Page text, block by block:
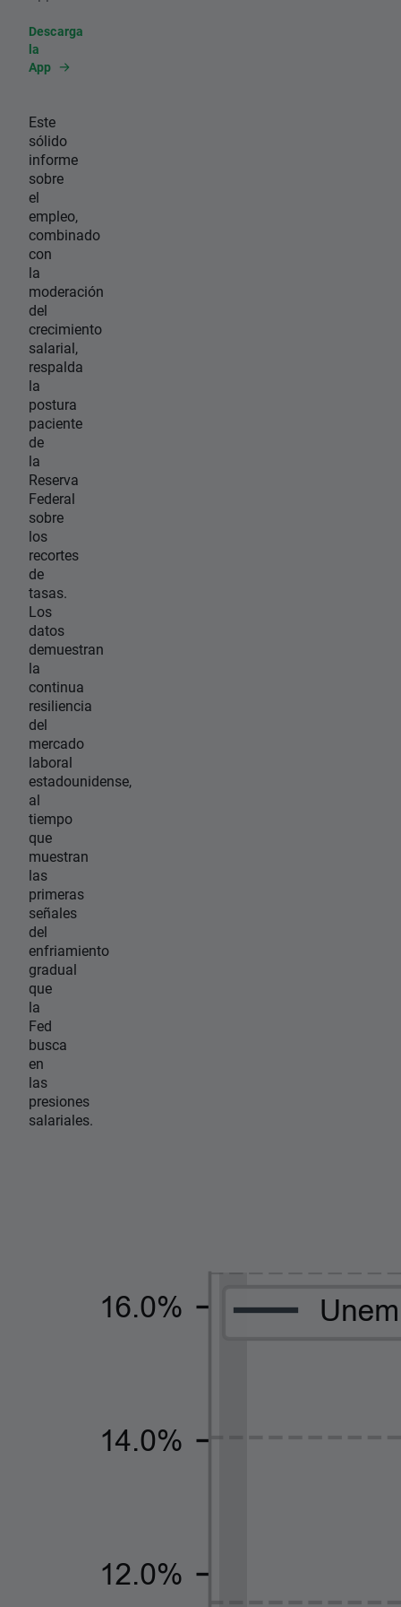
Descarga
la
App
Este
sólido
informe
sobre
el
empleo,
combinado
con
la
moderación
del
crecimiento
salarial,
respalda
la
postura
paciente
de
la
Reserva
Federal
sobre
los
recortes
de
tasas.
Los
datos
demuestran
la
continua
resiliencia
del
mercado
laboral
estadounidense,
al
tiempo
que
muestran
las
primeras
señales
del
enfriamiento
gradual
que
la
Fed
busca
en
las
presiones
salariales.